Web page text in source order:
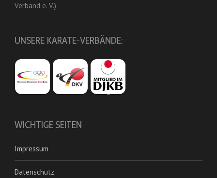
Verband e. V.)
UNSERE KARATE-VERBÄNDE:
WICHTIGE SEITEN
Impressum
Datenschutz